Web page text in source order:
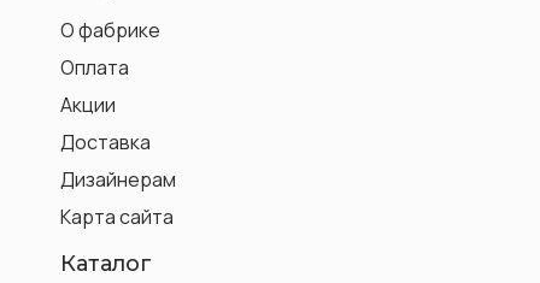
Акции
Оплата
Доставка
О фабрике
Каталог
Карта сайта
Дизайнерам